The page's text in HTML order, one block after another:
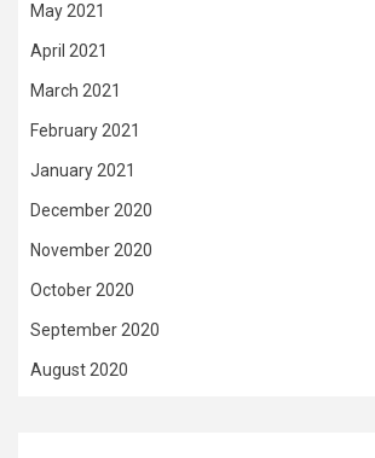
May 2021
April 2021
March 2021
February 2021
January 2021
December 2020
November 2020
October 2020
September 2020
August 2020